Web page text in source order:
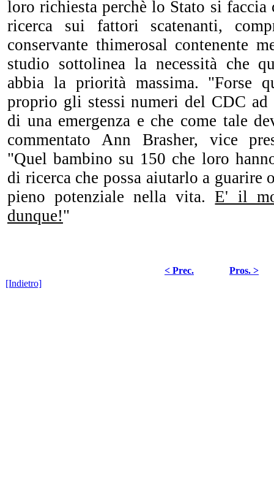
loro richiesta perchè lo Stato si faccia
ricerca sui fattori scatenanti,
conservante thimerosal contenente
studio sottolinea la necessità che
abbia la priorità massima. "Forse
proprio gli stessi numeri del CDC ad
di una emergenza e che come tale
commentato Ann Brasher, vice
"Quel bambino su 150 che loro
di ricerca che possa aiutarlo a guarire
pieno potenziale nella vita.E' il
dunque!"
< Prec.
Pros. >
[Indietro]